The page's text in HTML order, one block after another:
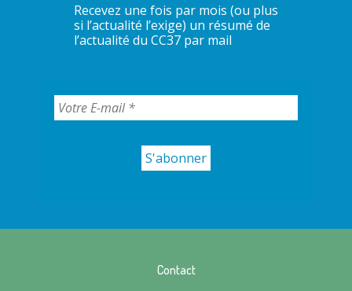
Recevez une fois par mois (ou plus
si l’actualité l’exige) un résumé de
l’actualité du CC37 par mail
Contact